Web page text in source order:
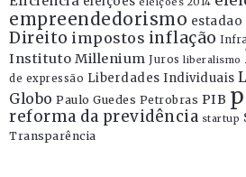
empreendedorismo estadao
Direito impostos inflação
Instituto Millenium Juros liberalismo
de expressão Liberdades Individuais
Globo Paulo Guedes Petrobras PIB
reforma da previdência startup
Transparência